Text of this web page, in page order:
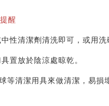
醒
性清潔劑清洗即可，或用
置放於陰涼處晾乾。
等清潔用具來做清潔，易損